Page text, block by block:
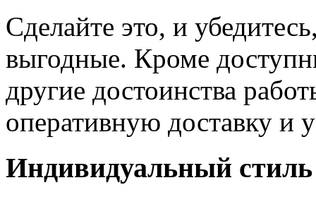
Сделайте это, и
выгодные. Кроме
другие достоинства
оперативную доставку и
Индивидуальный стиль